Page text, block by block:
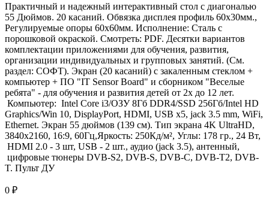
Практичный и надежный интерактивный стол с диагональю
55 Дюймов. 20 касаний. Обвязка дисплея профиль 60х30мм.,
Регулируемые опоры 60х60мм. Исполнение: Сталь с
порошковой окраской. Смотреть: PDF. Десятки вариантов
комплектации приложениями для обучения, развития,
организации индивидуальных и групповых занятий. (См.
раздел: СОФТ). Экран (20 касаний) с закаленным стеклом +
компьютер + ПО "IT Sensor Board" и сборником "Веселые
ребята" - для обучения и развития детей от 2х до 12 лет.
Компьютер: Intel Core i3/ОЗУ 8Гб DDR4/SSD 256Гб/Intel HD
Graphics/Win 10, DisplayPort, HDMI, USB х5, jack 3.5 mm, WiFi,
Ethernet. Экран 55 дюймов (139 см). Тип экрана 4K UltraHD,
3840x2160, 16:9, 60Гц,Яркость: 250Кд/м², Углы: 178 гр., 24 Вт,
HDMI 2.0 - 3 шт, USB - 2 шт., аудио (jack 3.5), антенный,
цифровые тюнеры DVB-S2, DVB-S, DVB-C, DVB-T2, DVB-
T. Пульт ДУ
0 ₽